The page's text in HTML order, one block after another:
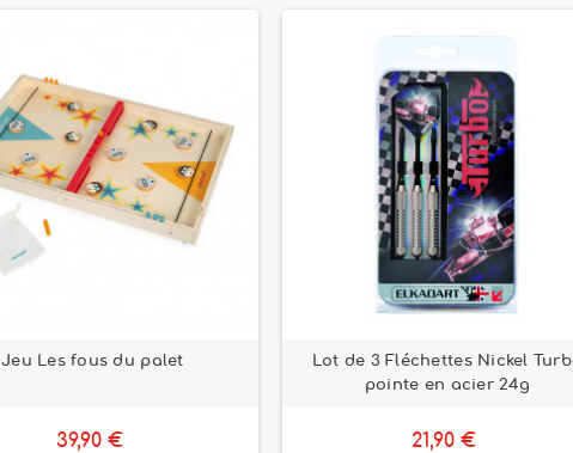
Jeu Les fous du palet
39,90 €
Lot de 3 Fléchettes Nickel
pointe en acier 24g
21,90 €